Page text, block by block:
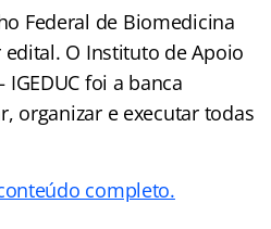
Federal de Biomedicina
O Instituto de Apoio
foi a banca
organizar e executar todas
completo.